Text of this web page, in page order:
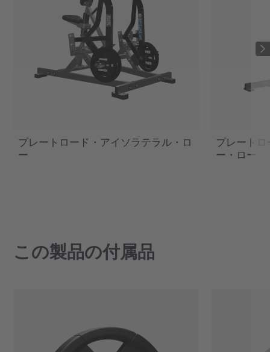
プレートロード・アイソラテラル・ロ
ー
プレート
ー・ロー
この製品の付属品